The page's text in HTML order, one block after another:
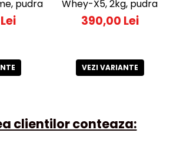
pudra
Whey-X5, 2kg, pudra
proteica
390,00 Lei
VEZI VARIANTE
clientilor conteaza: